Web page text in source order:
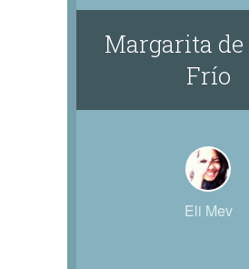
Margarita
Frío
Eli Mev